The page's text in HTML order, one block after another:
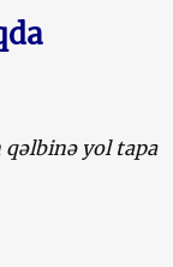
qəlbinə yol tapa